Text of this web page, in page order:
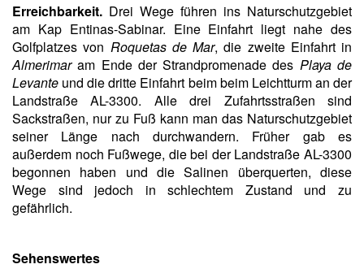
Erreichbarkeit. Drei Wege führen ins Naturschutzgebiet
am Kap Entinas-Sabinar. Eine Einfahrt liegt nahe des
Golfplatzes von Roquetas de Mar, die zweite Einfahrt in
Almerimaram Ende der Strandpromenade des Playa de
Levante und die dritte Einfahrt beim beim Leichtturm an der
Landstraße AL-3300. Alle drei Zufahrtsstraßen sind
Sackstraßen, nur zu Fuß kann man das Naturschutzgebiet
seiner Länge nach durchwandern. Früher gab es
außerdem noch Fußwege, die bei der Landstraße AL-3300
begonnen haben und die Salinen überquerten, diese
Wege sind jedoch in schlechtem Zustand und zu
gefährlich.
Sehenswertes